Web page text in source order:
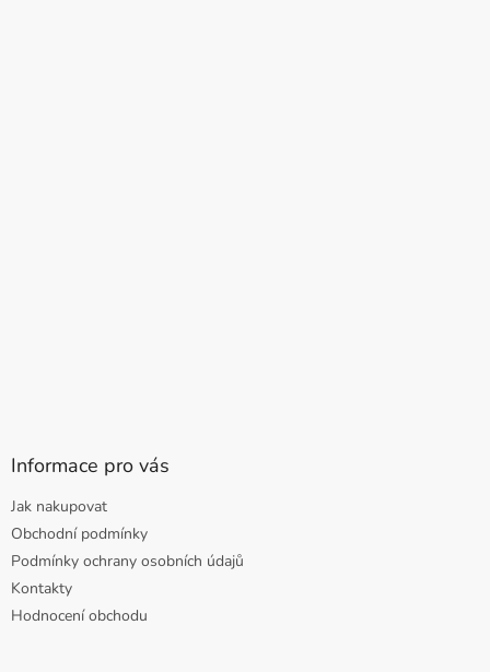
Informace pro vás
Jak nakupovat
Obchodní podmínky
Podmínky ochrany osobních údajů
Kontakty
Hodnocení obchodu